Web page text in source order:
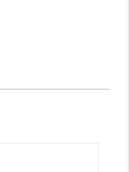
ませんが